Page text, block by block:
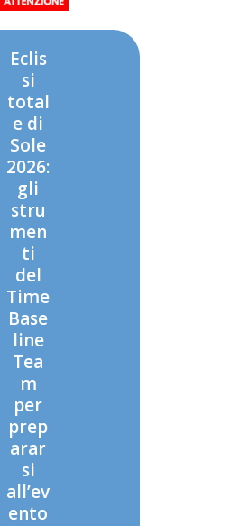
Eclis
si
total
e di
Sole
2026:
gli
stru
men
ti
del
Time
Base
line
Tea
m
per
prep
arar
si
all’ev
ento